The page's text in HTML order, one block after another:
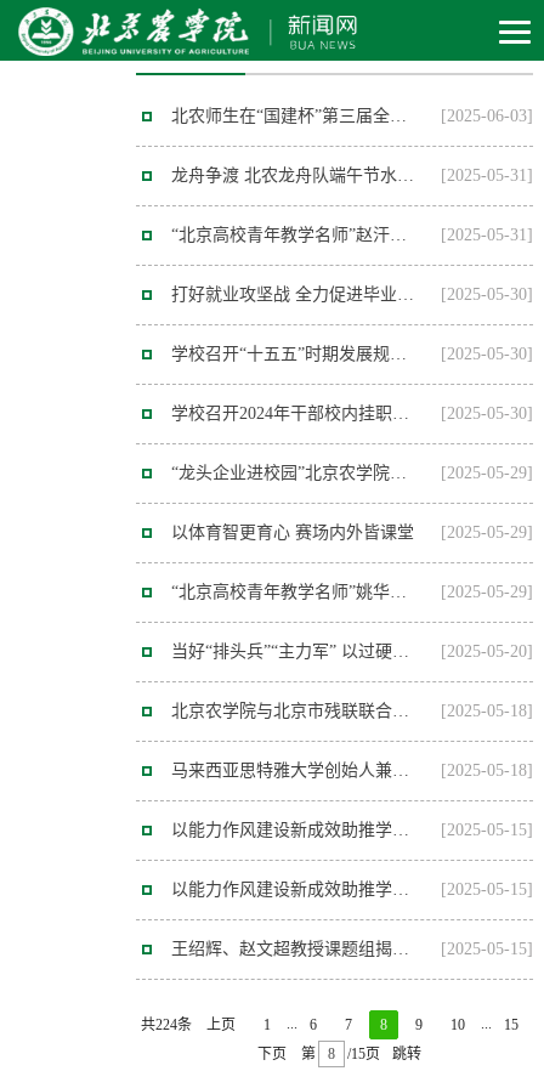
实干创先年
[2025-06-03]
北农师生在“国建杯”第三届全国大学生乡村国土空间价值提升规划设计大赛中获特等奖
[2025-05-31]
龙舟争渡 北农龙舟队端午节水上竞速获佳绩
[2025-05-31]
“北京高校青年教学名师”赵汗青：构建“三位一体”培养体系 深耕化学领域结硕果
[2025-05-30]
打好就业攻坚战 全力促进毕业生高质量充分就业 学校召开“每月一题”就业工作推进会
[2025-05-30]
学校召开“十五五”时期发展规划编制工作会
[2025-05-30]
学校召开2024年干部校内挂职锻炼总结会暨2025年干部校内挂职锻炼启动会
[2025-05-29]
“龙头企业进校园”北京农学院专场招聘会举办
[2025-05-29]
以体育智更育心 赛场内外皆课堂
[2025-05-29]
“北京高校青年教学名师”姚华：以课堂为田耕耘 以仁爱之心育人
[2025-05-20]
当好“排头兵”“主力军” 以过硬能力作风助推学校事业高质量发展
[2025-05-18]
北京农学院与北京市残联联合举办导盲犬基地开放日活动及导盲犬发展论坛
[2025-05-18]
马来西亚思特雅大学创始人兼执行主席拿督黄传发一行访问我校
[2025-05-15]
以能力作风建设新成效助推学校事业高质量发展 学校召开机关深化能力作风建设工作会议
[2025-05-15]
以能力作风建设新成效助推学校事业高质量发展 学校召开机关深化能力作风建设工作会议
[2025-05-15]
王绍辉、赵文超教授课题组揭示SlDOF9-SlSWEET17模块调控番茄对根结线虫敏感性的机制
共224条 上页 1 6 7 8 9 10
15
下页
第 /15页 跳转